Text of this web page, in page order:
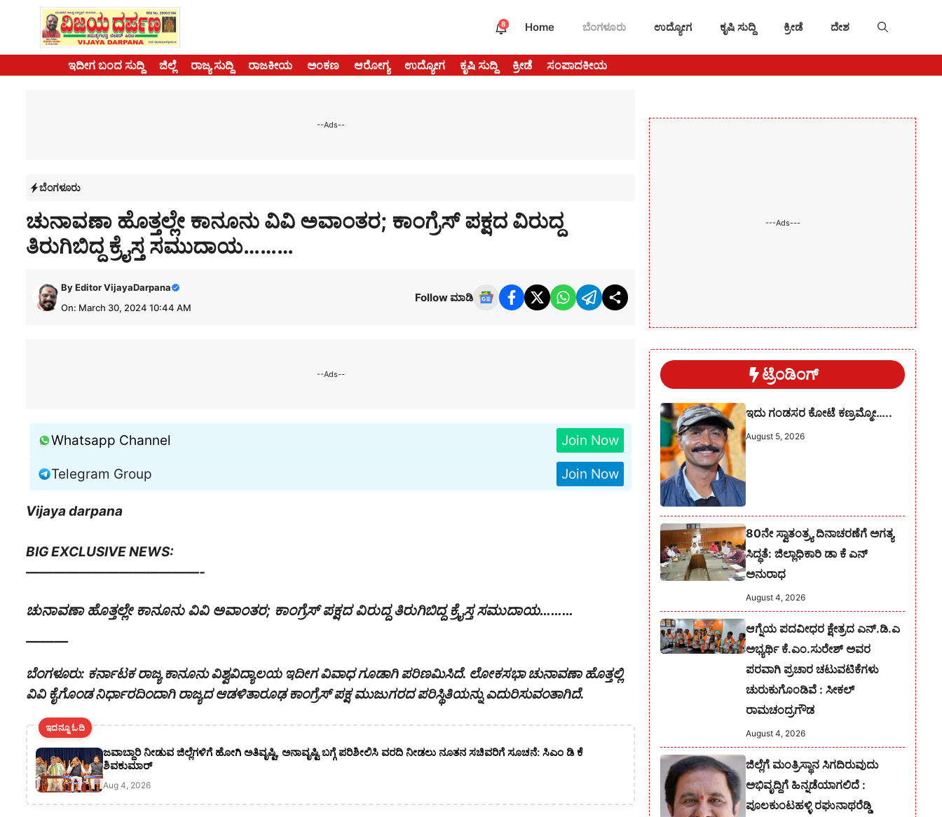
content
8 Home ಬೆಂಗಳೂರು ಉದ್ಯೋಗ ಕೃಷಿ ಸುದ್ದಿ ಕ್ರೀಡೆ ದೇಶ
ಇದೀಗ ಬಂದ ಸುದ್ದಿ ಜಿಲ್ಲೆ ರಾಜ್ಯ ಸುದ್ದಿ ರಾಜಕೀಯ ಅಂಕಣ ಆರೋಗ್ಯ ಉದ್ಯೋಗ ಕೃಷಿ ಸುದ್ದಿ ಕ್ರೀಡೆ ಸಂಪಾದಕೀಯ
--Ads--
ಬೆಂಗಳೂರು
ಚುನಾವಣಾ ಹೊತ್ತಲ್ಲೇ ಕಾನೂನು ವಿವಿ ಅವಾಂತರ; ಕಾಂಗ್ರೆಸ್ ಪಕ್ಷದ ವಿರುದ್ದ
ತಿರುಗಿಬಿದ್ದ ಕ್ರೈಸ್ತ ಸಮುದಾಯ………
ByEditor VijayaDarpana
On: March 30, 2024 10:44 AM
Follow ಮಾಡಿ
--Ads--
Whatsapp Channel Join Now
Telegram Group Join Now
Vijaya darpana
BIG EXCLUSIVE NEWS:
—————————————-
ಚುನಾವಣಾ ಹೊತ್ತಲ್ಲೇ ಕಾನೂನು ವಿವಿ ಅವಾಂತರ; ಕಾಂಗ್ರೆಸ್ ಪಕ್ಷದ ವಿರುದ್ದ ತಿರುಗಿಬಿದ್ದ ಕ್ರೈಸ್ತ ಸಮುದಾಯ………
———
ಬೆಂಗಳೂರು: ಕರ್ನಾಟಕ ರಾಜ್ಯ ಕಾನೂನು ವಿಶ್ವವಿದ್ಯಾಲಯ ಇದೀಗ ವಿವಾಧ ಗೂಡಾಗಿ ಪರಿಣಮಿಸಿದೆ. ಲೋಕಸಭಾ ಚುನಾವಣಾ ಹೊತ್ತಲ್ಲಿ
ವಿವಿ ಕೈಗೊಂಡ ನಿರ್ಧಾರದಿಂದಾಗಿ ರಾಜ್ಯದ ಆಡಳಿತಾರೂಢ ಕಾಂಗ್ರೆಸ್ ಪಕ್ಷ ಮುಜುಗರದ ಪರಿಸ್ಥಿತಿಯನ್ನು ಎದುರಿಸುವಂತಾಗಿದೆ.
ಇದನ್ನೂ ಓದಿ
ಜವಾಬ್ದಾರಿ ನೀಡುವ ಜಿಲ್ಲೆಗಳಿಗೆ ಹೋಗಿ ಅತಿವೃಷ್ಟಿ, ಅನಾವೃಷ್ಟಿ ಬಗ್ಗೆ ಪರಿಶೀಲಿಸಿ ವರದಿ ನೀಡಲು ನೂತನ ಸಚಿವರಿಗೆ ಸೂಚನೆ: ಸಿಎಂ ಡಿ ಕೆ
ಶಿವಕುಮಾರ್
Aug 4, 2026
---Ads---
ಟ್ರೆಂಡಿಂಗ್
ಇದು ಗಂಡಸರ ಕೋಟೆ ಕಣ್ರಮ್ಮೋ…..
August 5, 2026
80ನೇ ಸ್ವಾತಂತ್ರ್ಯ ದಿನಾಚರಣೆಗೆ ಅಗತ್ಯ
ಸಿದ್ಧತೆ: ಜಿಲ್ಲಾಧಿಕಾರಿ ಡಾ ಕೆ ಎನ್
ಅನುರಾಧ
August 4, 2026
ಆಗ್ನೆಯ ಪದವೀಧರ ಕ್ಷೇತ್ರದ ಎನ್.ಡಿ.ಎ
ಅಭ್ಯರ್ಥಿ ಕೆ.ಎಂ.ಸುರೇಶ್‌ ಅವರ
ಪರವಾಗಿ ಪ್ರಚಾರ ಚಟುವಟಿಕೆಗಳು
ಚುರುಕುಗೊಂಡಿವೆ : ಸೀಕಲ್
ರಾಮಚಂದ್ರಗೌಡ
August 4, 2026
ಜಿಲ್ಲೆಗೆ ಮಂತ್ರಿಸ್ಥಾನ ಸಿಗದಿರುವುದು
ಅಭಿವೃದ್ದಿಗೆ ಹಿನ್ನಡೆಯಾಗಲಿದೆ :
ಪೂಲಕುಂಟಹಳ್ಳಿ ರಘುನಾಥರೆಡ್ಡಿ